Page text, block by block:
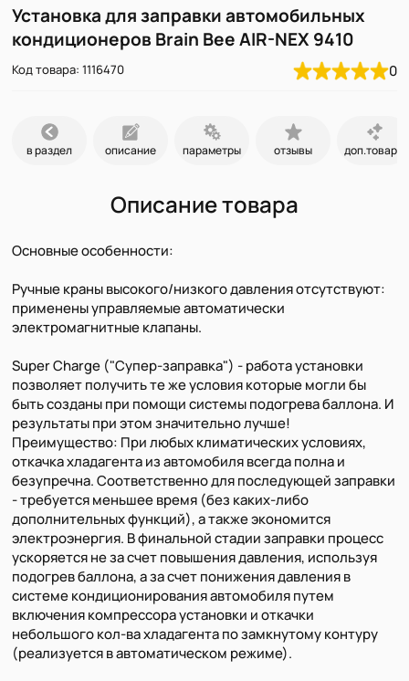
Установка для заправки автомобильных
кондиционеров Brain Bee AIR-NEX 9410
Код товара: 1116470 0
в раздел описание параметры отзывы доп.товары
Описание товара
Основные особенности:
Ручные краны высокого/низкого давления отсутствуют:
применены управляемые автоматически
электромагнитные клапаны.
Super Charge ("Супер-заправка") - работа установки
позволяет получить те же условия которые могли бы
быть созданы при помощи системы подогрева баллона. И
результаты при этом значительно лучше!
Преимущество: При любых климатических условиях,
откачка хладагента из автомобиля всегда полна и
безупречна. Соответственно для последующей заправки
- требуется меньшее время (без каких-либо
дополнительных функций), а также экономится
электроэнергия. В финальной стадии заправки процесс
ускоряется не за счет повышения давления, используя
подогрев баллона, а за счет понижения давления в
системе кондиционирования автомобиля путем
включения компрессора установки и откачки
небольшого кол-ва хладагента по замкнутому контуру
(реализуется в автоматическом режиме).